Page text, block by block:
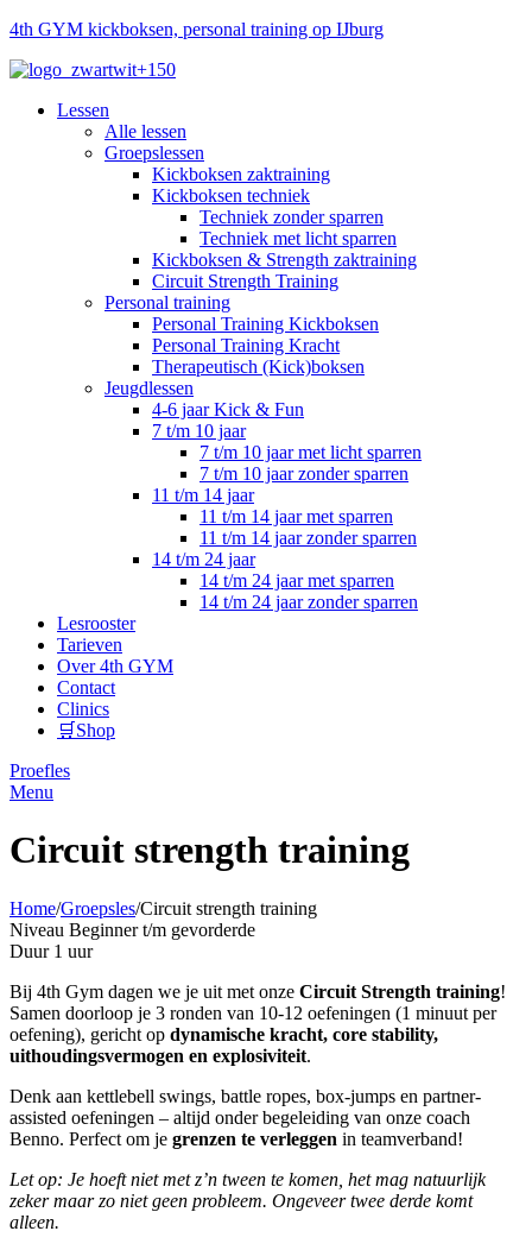
4th GYM kickboksen, personal training op IJburg
Lessen
Alle lessen
Groepslessen
Kickboksen zaktraining
Kickboksen techniek
Techniek zonder sparren
Techniek met licht sparren
Kickboksen & Strength zaktraining
Circuit Strength Training
Personal training
Personal Training Kickboksen
Personal Training Kracht
Therapeutisch (Kick)boksen
Jeugdlessen
4-6 jaar Kick & Fun
7 t/m 10 jaar
7 t/m 10 jaar met licht sparren
7 t/m 10 jaar zonder sparren
11 t/m 14 jaar
11 t/m 14 jaar met sparren
11 t/m 14 jaar zonder sparren
14 t/m 24 jaar
14 t/m 24 jaar met sparren
14 t/m 24 jaar zonder sparren
Lesrooster
Tarieven
Over 4th GYM
Contact
Clinics
🛒Shop
Proefles
Menu
Circuit strength training
Home/Groepsles/Circuit strength training
Niveau Beginner t/m gevorderde
Duur 1 uur
Bij 4th Gym dagen we je uit met onze Circuit Strength training!
Samen doorloop je 3 ronden van 10-12 oefeningen (1 minuut per
oefening), gericht op dynamische kracht, core stability,
uithoudingsvermogen en explosiviteit.
Denk aan kettlebell swings, battle ropes, box-jumps en partner-
assisted oefeningen – altijd onder begeleiding van onze coach
Benno. Perfect om je grenzen te verleggen in teamverband!
Let op: Je hoeft niet met z’n tween te komen, het mag natuurlijk
zeker maar zo niet geen probleem. Ongeveer twee derde komt
alleen.